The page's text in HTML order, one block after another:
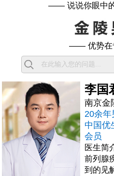
—— 说说你眼中
—— 优势
李国
南京金
20余年
中国优
会员
医生简
前列腺
到的见